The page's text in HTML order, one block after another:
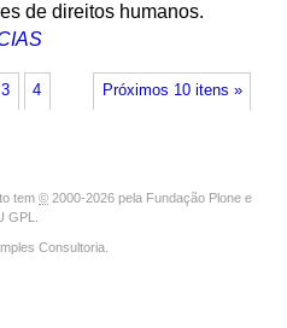
de direitos humanos.
Próximos 10 itens »
3 4
tem © 2000-2026 pela Fundação Plone e
GPL
Consultoria